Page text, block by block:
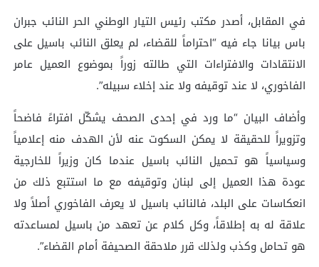
في المقابل، أصدر مكتب رئيس التيار الوطني الحر النائب جبران
باس بيانا جاء فيه “احتراماً للقضاء، لم يعلق النائب باسيل على
الانتقادات والافتراءات التي طالته زوراً بموضوع العميل عامر
الفاخوري، لا عند توقيفه ولا عند إخلاء سبيله”.
وأضاف البيان “ما ورد في إحدى الصحف يشكّل افتراءً فاضحاً
وتزويراً للحقيقة لا يمكن السكوت عنه لأن الهدف منه إعلامياً
وسياسياً هو تحميل النائب باسيل عندما كان وزيراً للخارجية
عودة هذا العميل إلى لبنان وتوقيفه مع ما استتبع ذلك من
انعكاسات على البلد، فالنائب باسيل لا يعرف الفاخوري أصلاً ولا
علاقة له به إطلاقاً، وكل كلام عن تعهد من باسيل لمساعدته
هو تحامل وكذب ولذلك قرر ملاحقة الصحيفة أمام القضاء”.